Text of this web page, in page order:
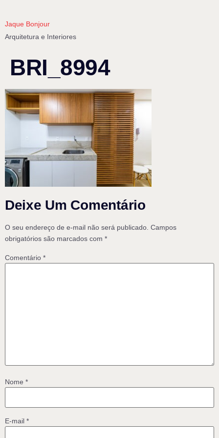
Jaque Bonjour
Arquitetura e Interiores
BRI_8994
Deixe Um Comentário
O seu endereço de e-mail não será publicado. Campos
obrigatórios são marcados com *
Comentário *
Nome *
E-mail *